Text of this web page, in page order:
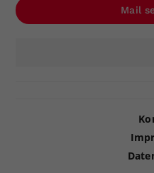
Mail